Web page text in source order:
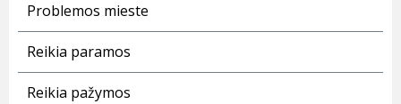
Problemos mieste
Reikia paramos
Reikia pažymos